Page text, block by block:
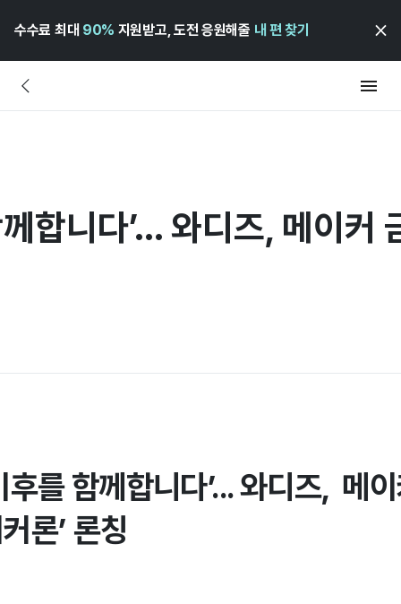
수수료 최대 90% 지원받고, 도전 응원해줄 내 편 찾기
합니다’... 와디즈, 메이커
후를 함께합니다’... 와디즈, 메
론’ 론칭